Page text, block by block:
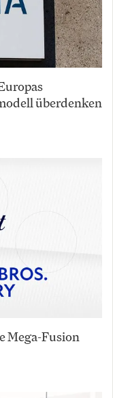
überdenken
Mega-Fusion